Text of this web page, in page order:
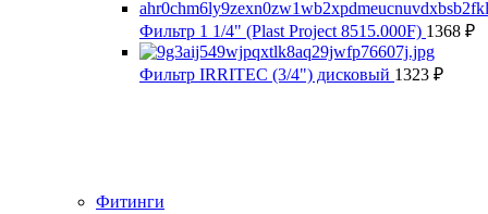
Фильтр 1 1/4" (Plast Project 8515.000F) 1368 ₽
Фильтр IRRITEC (3/4") дисковый 1323 ₽
Фитинги